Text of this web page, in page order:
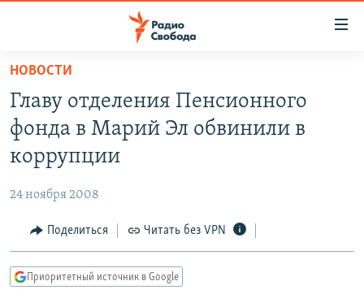
упрощенного
доступа
Вернуться
основному
Вернутся
Вернутся
ПОДКАСТЫ
АВТОРСКИЕ ПРОЕКТЫ
МНЕНИЯ
КУЛЬТУРА
КАВКАЗ.РЕАЛИИ
НОВОСТИ
Главу отделения Пенсионного
фонда в Марий Эл обвинили в
коррупции
24 ноября 2008
Поделиться Читать без VPN
Приоритетный источник в Google